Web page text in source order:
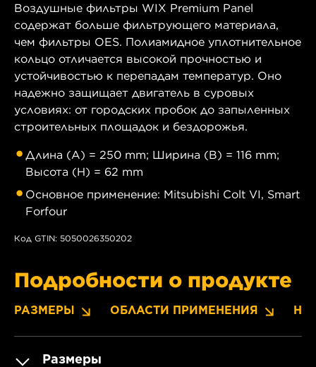
Воздушные фильтры WIX Premium Panel
содержат больше фильтрующего материала,
чем фильтры OES. Полиамидное уплотнительное
кольцо отличается высокой прочностью и
устойчивостью к перепадам температур. Оно
надежно защищает двигатель в суровых
условиях: от городских пробок до запыленных
строительных площадок и бездорожья.
Длина (A) = 250 mm; Ширина (B) = 116 mm;
Высота (H) = 62 mm
Основное применение: Mitsubishi Colt VI, Smart
Forfour
Код GTIN: 5050026350202
Подробности о продукте
РАЗМЕРЫ ОБЛАСТИ ПРИМЕНЕНИЯ
Размеры